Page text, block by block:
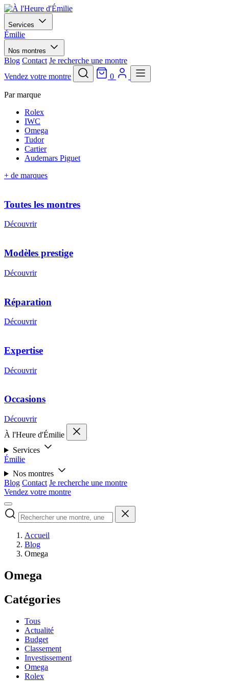
Services
Émilie
Nos montres
Blog Contact Je recherche une montre
Vendez votre montre
0
Par marque
Rolex
IWC
Omega
Tudor
Cartier
Audemars Piguet
+ de marques
Toutes les montres
Découvrir
Modèles prestige
Découvrir
Réparation
Découvrir
Expertise
Découvrir
Occasions
Découvrir
À l'Heure d'Émilie
Services
Émilie
Nos montres
Blog Contact Je recherche une montre
Vendez votre montre
Accueil
Blog
Omega
Omega
Catégories
Tous
Actualité
Budget
Classement
Investissement
Omega
Rolex